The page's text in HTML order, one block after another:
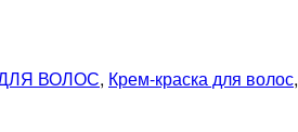
ВОЛОС, Крем-краска для волос,